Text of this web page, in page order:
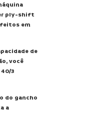
ply-shift
em
de
você
3
do gancho
a